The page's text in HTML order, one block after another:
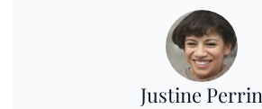
Justine Perrin